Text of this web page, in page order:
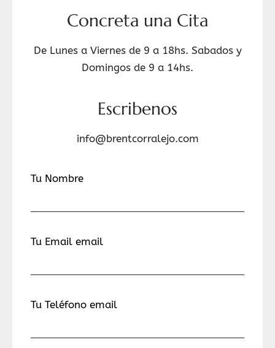
Concreta una Cita
De Lunes a Viernes de 9 a 18hs. Sabados y
Domingos de 9 a 14hs.
Escribenos
info@brentcorralejo.com
Tu Nombre
Tu Email email
Tu Teléfono email